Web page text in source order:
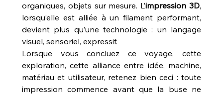
organiques, objets sur mesure. L’impression 3D,
lorsqu’elle est alliée à un filament performant,
devient plus qu’une technologie : un langage
visuel, sensoriel, expressif.
Lorsque vous concluez ce voyage, cette
exploration, cette alliance entre idée, machine,
matériau et utilisateur, retenez bien ceci : toute
impression commence avant que la buse ne